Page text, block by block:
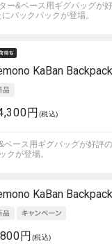
ー&ベース用ギグバッグが
バックパックが登場。
KaBan
円 (税込)
ベース用ギグバッグが好評
クが登場。
KaBan
円 (税込)